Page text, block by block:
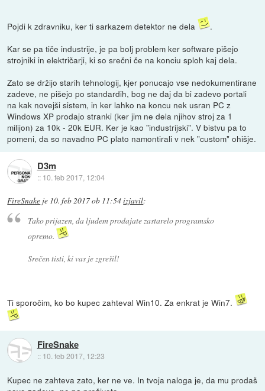
Pojdi k zdravniku, ker ti sarkazem detektor ne dela
.
Kar se pa tiče industrije, je pa bolj problem ker software pišejo
strojniki in električarji, ki so srečni če na konciu sploh kaj dela.
Zato se držijo starih tehnologij, kjer ponucajo vse nedokumentirane
zadeve, ne pišejo po standardih, bog ne daj da bi zadevo portali
na kak novejši sistem, in ker lahko na koncu nek usran PC z
Windows XP prodajo stranki (ker jim ne dela njihov stroj za 1
milijon) za 10k - 20k EUR. Ker je kao "industrijski". V bistvu pa to
pomeni, da so navadno PC plato namontirali v nek "custom" ohišje.
D3m
:: 10. feb 2017, 12:04
FireSnake je 10. feb 2017 ob 11:54izjavil:
Tako prijazen, da ljudem prodajate zastarelo programsko
opremo.
Srečen tisti, ki vas je zgrešil!
Ti sporočim, ko bo kupec zahteval Win10. Za enkrat je Win7.
FireSnake
:: 10. feb 2017, 12:23
Kupec ne zahteva zato, ker ne ve. In tvoja naloga je, da mu prodaš